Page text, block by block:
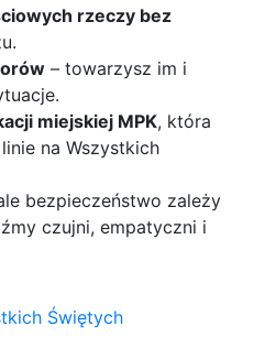
rzeczy bez
– towarzysz im i
miejskiej MPK, która
na Wszystkich
bezpieczeństwo zależy
czujni, empatyczni i
Świętych